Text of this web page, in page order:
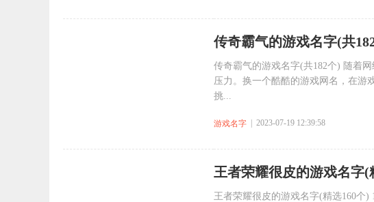
传奇霸气的游戏名字(共
传奇霸气的游戏名字(共182个) 随着
压力。换一个酷酷的游戏网名，在游
挑...
游戏名字 | 2023-07-19 12:39:58
王者荣耀很皮的游戏名字(
王者荣耀很皮的游戏名字(精选160个